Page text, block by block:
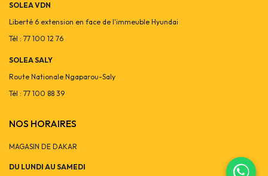
SOLEA VDN
Liberté 6 extension en face de l'immeuble Hyundai
Tél : 77 100 12 76
SOLEA SALY
Route Nationale Ngaparou-Saly
Tél : 77 100 88 39
NOS HORAIRES
MAGASIN DE DAKAR
DU LUNDI AU SAMEDI